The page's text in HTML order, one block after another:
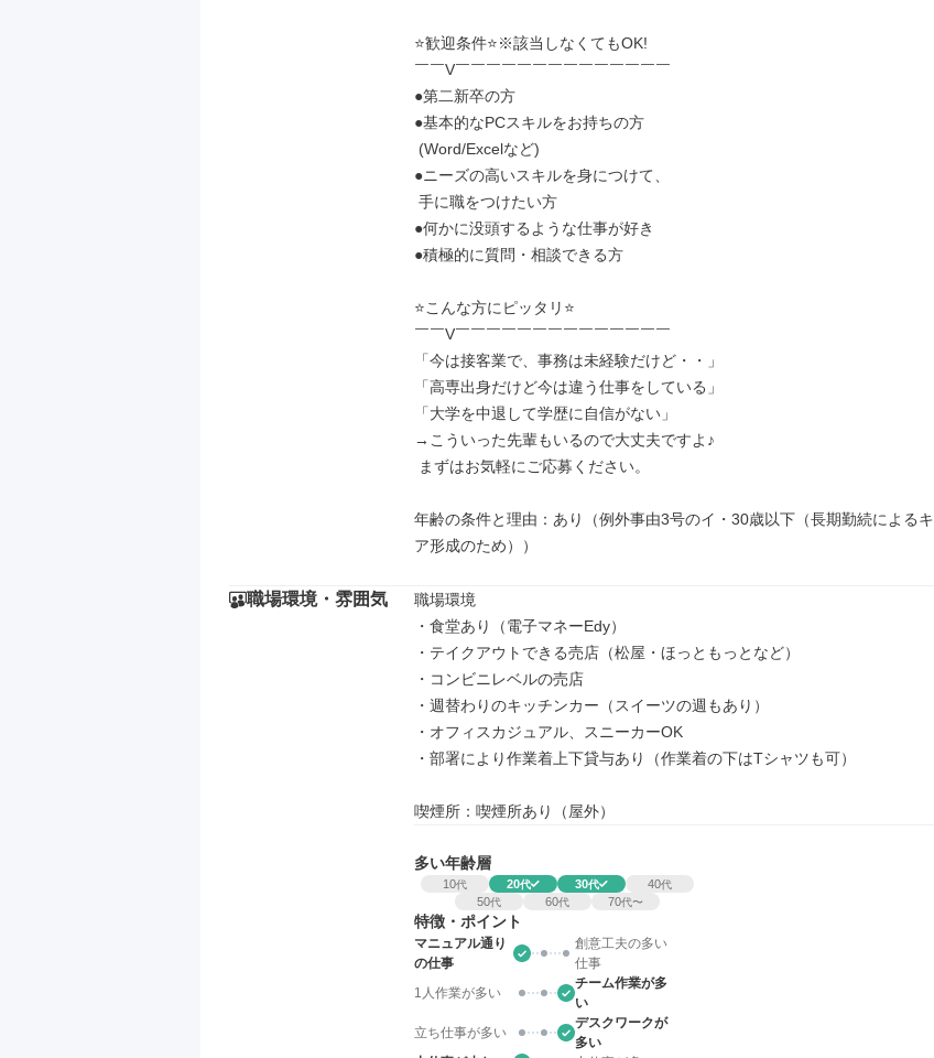
⭐歓迎条件⭐※該当しなくてもOK!
￣￣V￣￣￣￣￣￣￣￣￣￣￣￣￣￣
●第二新卒の方
●基本的なPCスキルをお持ちの方
●ニーズの高いスキルを身につけて、
●何かに没頭するような仕事が好き
●積極的に質問・相談できる方
⭐こんな方にピッタリ⭐
￣￣V￣￣￣￣￣￣￣￣￣￣￣￣￣￣
「今は接客業で、事務は未経験だけど・・」
「高専出身だけど今は違う仕事をしている」
「大学を中退して学歴に自信がない」
→こういった先輩もいるので大丈夫ですよ♪
年齢の条件と理由：あり（例外事由3号のイ・30歳以下（長期勤続による
ア形成のため））
職場環境・雰囲気
職場環境
・食堂あり（電子マネーEdy）
・テイクアウトできる売店（松屋・ほっともっとなど）
・コンビニレベルの売店
・週替わりのキッチンカー（スイーツの週もあり）
・オフィスカジュアル、スニーカーOK
・部署により作業着上下貸与あり（作業着の下はTシャツも可）
喫煙所：喫煙所あり（屋外）
多い年齢層
10代 20代 30代 40代
50代 60代 70代〜
特徴・ポイント
マニュアル通り
の仕事
創意工夫の多い
仕事
1人作業が多い
チーム作業が多
い
立ち仕事が多い
デスクワークが
多い